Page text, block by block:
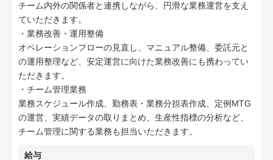
チーム内外の関係者と連携しながら、円滑な業務運営を支え
ていただきます。
・業務改善・運用整備
オペレーションフローの見直し、マニュアル整備、委託元と
の運用整理など、安定運営に向けた業務改善にも携わってい
ただきます。
・チーム管理業務
業務スケジュール作成、勤務表・業務分担表作成、定例MTG
の運営、実績データの取りまとめ、生産性指標の分析など、
チーム管理に関する業務も担当いただきます。
給与